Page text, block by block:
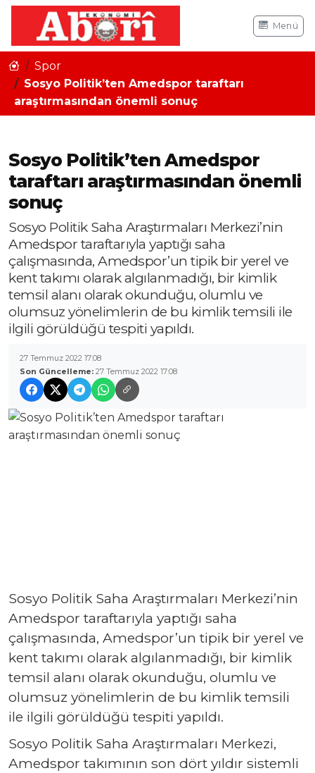
Menü
Spor
Sosyo Politik’ten Amedspor taraftarı
araştırmasından önemli sonuç
Sosyo Politik’ten Amedspor
taraftarı araştırmasından önemli
sonuç
Sosyo Politik Saha Araştırmaları Merkezi’nin
Amedspor taraftarıyla yaptığı saha
çalışmasında, Amedspor’un tipik bir yerel ve
kent takımı olarak algılanmadığı, bir kimlik
temsil alanı olarak okunduğu, olumlu ve
olumsuz yönelimlerin de bu kimlik temsili ile
ilgili görüldüğü tespiti yapıldı.
27 Temmuz 2022 17:08
Son Güncelleme: 27 Temmuz 2022 17:08
Sosyo Politik Saha Araştırmaları Merkezi’nin
Amedspor taraftarıyla yaptığı saha
çalışmasında, Amedspor’un tipik bir yerel ve
kent takımı olarak algılanmadığı, bir kimlik
temsil alanı olarak okunduğu, olumlu ve
olumsuz yönelimlerin de bu kimlik temsili
ile ilgili görüldüğü tespiti yapıldı.
Sosyo Politik Saha Araştırmaları Merkezi,
Amedspor takımının son dört yıldır sistemli